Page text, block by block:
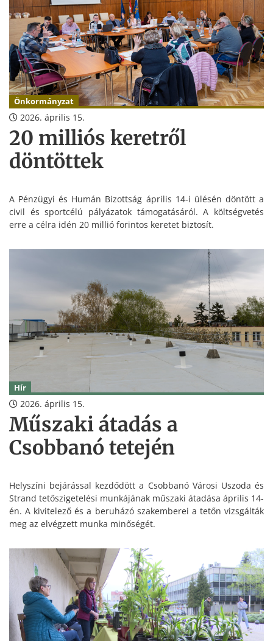
Önkormányzat
2026. április 15.
20 milliós keretről
döntöttek
A Pénzügyi és Humán Bizottság április 14-i ülésén döntött a
civil és sportcélú pályázatok támogatásáról. A költségvetés
erre a célra idén 20 millió forintos keretet biztosít.
Hír
2026. április 15.
Műszaki átadás a
Csobbanó tetején
Helyszíni bejárással kezdődött a Csobbanó Városi Uszoda és
Strand tetőszigetelési munkájának műszaki átadása április 14-
én. A kivitelező és a beruházó szakemberei a tetőn vizsgálták
meg az elvégzett munka minőségét.